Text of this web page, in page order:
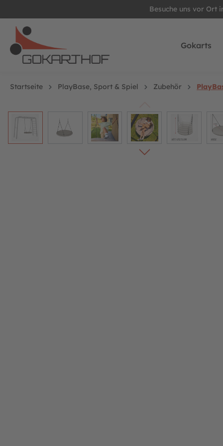
Besuche uns vor Ort
Gokarts
Startseite PlayBase, Sport & Spiel Zubehör